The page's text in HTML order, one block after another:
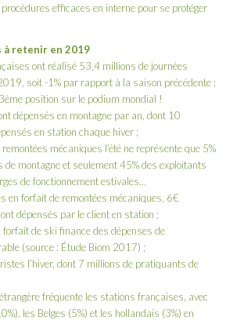
efficaces en interne pour se protéger
à retenir en 2019
ont réalisé 53,4 millions de journées
soit -1% par rapport à la saison précédente ;
position sur le podium mondial !
dépensés en montagne par an, dont 10
en station chaque hiver ;
remontées mécaniques l’été ne représente que 5%
montagne et seulement 45% des exploitants
de fonctionnement estivales…
en forfait de remontées mécaniques, 6€
dépensés par le client en station ;
forfait de ski finance des dépenses de
(source : Étude Biom 2017) ;
l’hiver, dont 7 millions de pratiquants de
fréquente les stations françaises, avec
les Belges (5%) et les hollandais (3%) en